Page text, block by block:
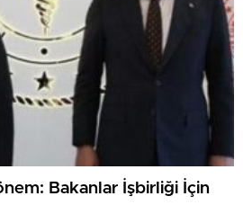
Bakanlar İşbirliği İçin